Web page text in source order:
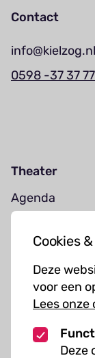
Cookies
Deze
voor een
Lees onze
Deze
Contact
info@kielzog.nl
0598 -37 37 77
Theater
Agenda
Kunst
Over ons